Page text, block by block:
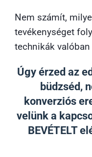
Nem számít,
tevékenységet
technikák
Úgy érzed az
büdzséd,
konverziós
velünk a
BEVÉTELT